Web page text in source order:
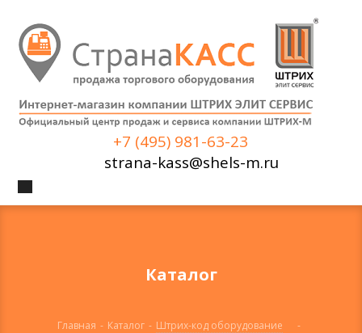
+7 (495) 981-63-23
strana-kass@shels-m.ru
Каталог
Главная - Каталог - Штрих-код оборудование
-